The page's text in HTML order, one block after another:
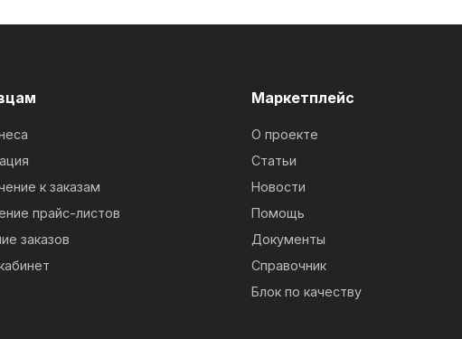
к заказам
прайс-листов
заказов
Маркетплейс
О проекте
Статьи
Новости
Помощь
Документы
Справочник
Блок по качеству